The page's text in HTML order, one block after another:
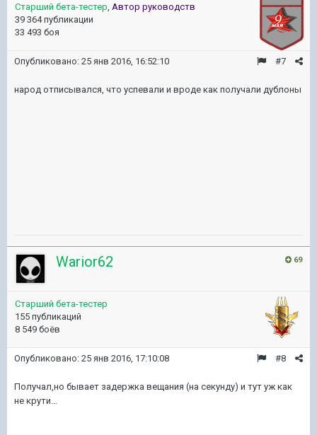
Старший бета-тестер Автор руководств
39 364 публикации
33 493 боя
#7
Опубликовано: 25 янв 2016, 16:52:10
народ отписывался, что успевали и вроде как получали дублоны
69
Warior62
Старший бета-тестер
155 публикаций
8 549 боёв
#8
Опубликовано: 25 янв 2016, 17:10:08
Получал,но бывает задержка вещания (на секунду) и тут уж как
не крути...